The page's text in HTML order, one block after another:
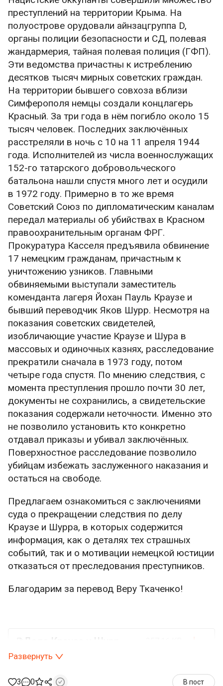
преступлений на территории Крыма. На
полуострове орудовали айнзацгруппа D,
органы полиции безопасности и СД, полевая
жандармерия, тайная полевая полиция (ГФП).
Эти ведомства причастны к истреблению
десятков тысяч мирных советских граждан.
На территории бывшего совхоза вблизи
Симферополя немцы создали концлагерь
Красный. За три года в нём погибло около 15
тысяч человек. Последних заключённых
расстреляли в ночь с 10 на 11 апреля 1944
года. Исполнителей из числа военнослужащих
152-го татарского добровольческого
батальона нашли спустя много лет и осудили
в 1972 году. Примерно в то же время
Советский Союз по дипломатическим каналам
передал материалы об убийствах в Красном
правоохранительным органам ФРГ.
Прокуратура Касселя предъявила обвинение
17 немецким гражданам, причастным к
уничтожению узников. Главными
обвиняемыми выступали заместитель
коменданта лагеря Йохан Пауль Краузе и
бывший переводчик Яков Шурр. Несмотря на
показания советских свидетелей,
изобличающие участие Краузе и Шура в
массовых и одиночных казнях, расследование
прекратили сначала в 1973 году, потом
четыре года спустя. По мнению следствия, с
момента преступления прошло почти 30 лет,
документы не сохранились, а свидетельские
показания содержали неточности. Именно это
не позволило установить кто конкретно
отдавал приказы и убивал заключённых.
Поверхностное расследование позволило
убийцам избежать заслуженного наказания и
остаться на свободе.
Предлагаем ознакомиться с заключениями
суда о прекращении следствия по делу
Краузе и Шурра, в которых содержится
информация, как о деталях тех страшных
событий, так и о мотивации немецкой юстиции
отказаться от преследования преступников.
Благодарим за перевод Веру Ткаченко!
Развернуть
3 0 В пост